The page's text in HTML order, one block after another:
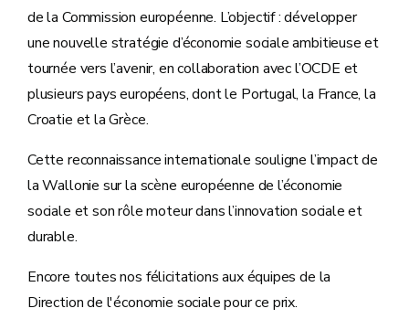
de la Commission européenne. L’objectif : développer
une nouvelle stratégie d’économie sociale ambitieuse et
tournée vers l’avenir, en collaboration avec l’OCDE et
plusieurs pays européens, dont le Portugal, la France, la
Croatie et la Grèce.
Cette reconnaissance internationale souligne l’impact de
la Wallonie sur la scène européenne de l’économie
sociale et son rôle moteur dans l’innovation sociale et
durable.
Encore toutes nos félicitations aux équipes de la
Direction de l'économie sociale pour ce prix.